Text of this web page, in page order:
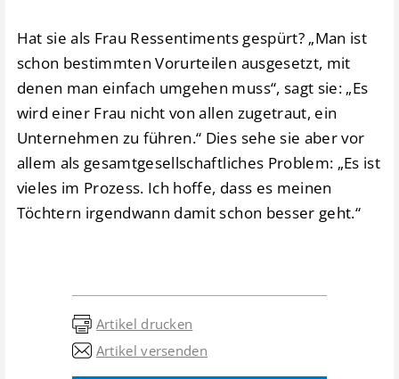
Hat sie als Frau Ressentiments gespürt? „Man ist
schon bestimmten Vorurteilen ausgesetzt, mit
denen man einfach umgehen muss“, sagt sie: „Es
wird einer Frau nicht von allen zugetraut, ein
Unternehmen zu führen.“ Dies sehe sie aber vor
allem als gesamtgesellschaftliches Problem: „Es ist
vieles im Prozess. Ich hoffe, dass es meinen
Töchtern irgendwann damit schon besser geht.“
Artikel drucken
Artikel versenden